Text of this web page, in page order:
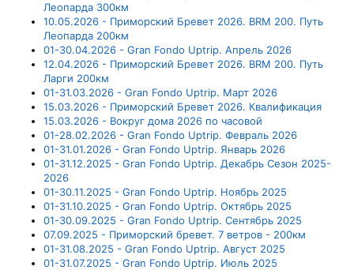
Леопарда 300км
10.05.2026 - Приморский Бревет 2026. BRM 200. Путь
Леопарда 200км
01-30.04.2026 - Gran Fondo Uptrip. Апрель 2026
12.04.2026 - Приморский Бревет 2026. BRM 200. Путь
Ларги 200км
01-31.03.2026 - Gran Fondo Uptrip. Март 2026
15.03.2026 - Приморский Бревет 2026. Квалификация
15.03.2026 - Вокруг дома 2026 по часовой
01-28.02.2026 - Gran Fondo Uptrip. Февраль 2026
01-31.01.2026 - Gran Fondo Uptrip. Январь 2026
01-31.12.2025 - Gran Fondo Uptrip. Декабрь Сезон 2025-
2026
01-30.11.2025 - Gran Fondo Uptrip. Ноябрь 2025
01-31.10.2025 - Gran Fondo Uptrip. Октябрь 2025
01-30.09.2025 - Gran Fondo Uptrip. Сентябрь 2025
07.09.2025 - Приморский бревет. 7 ветров - 200км
01-31.08.2025 - Gran Fondo Uptrip. Август 2025
01-31.07.2025 - Gran Fondo Uptrip. Июль 2025